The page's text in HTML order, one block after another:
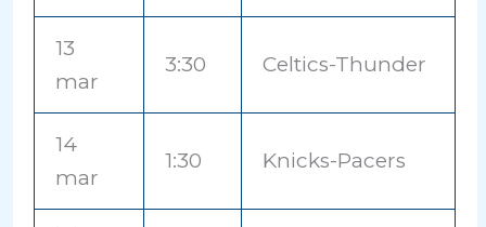
13
mar
3:30 Celtics-Thunder
14
mar
1:30 Knicks-Pacers